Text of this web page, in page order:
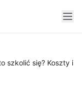
szkolić się? Koszty i